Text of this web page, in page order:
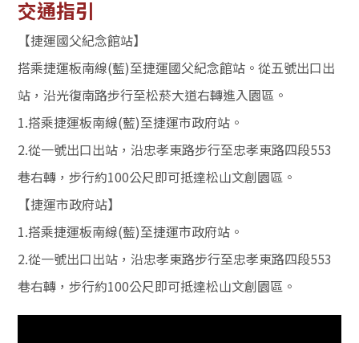
交通指引
【捷運國父紀念館站】
搭乘捷運板南線(藍)至捷運國父紀念館站。從五號出口出
站，沿光復南路步行至松菸大道右轉進入園區。
1.搭乘捷運板南線(藍)至捷運市政府站。
2.從一號出口出站，沿忠孝東路步行至忠孝東路四段553
巷右轉，步行約100公尺即可抵達松山文創園區。
【捷運市政府站】
1.搭乘捷運板南線(藍)至捷運市政府站。
2.從一號出口出站，沿忠孝東路步行至忠孝東路四段553
巷右轉，步行約100公尺即可抵達松山文創園區。